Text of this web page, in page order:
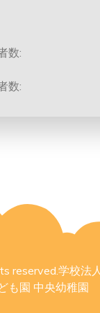
数:
数:
reserved.学校法
も園 中央幼稚園